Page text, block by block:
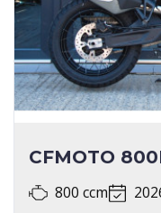
CFMOTO
800 ccm